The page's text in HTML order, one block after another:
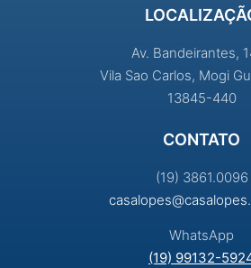
Av. Bandeirantes,
Vila Sao Carlos, Mogi
13845-440
CONTATO
(19) 3861.0096
WhatsApp
(19) 99132-